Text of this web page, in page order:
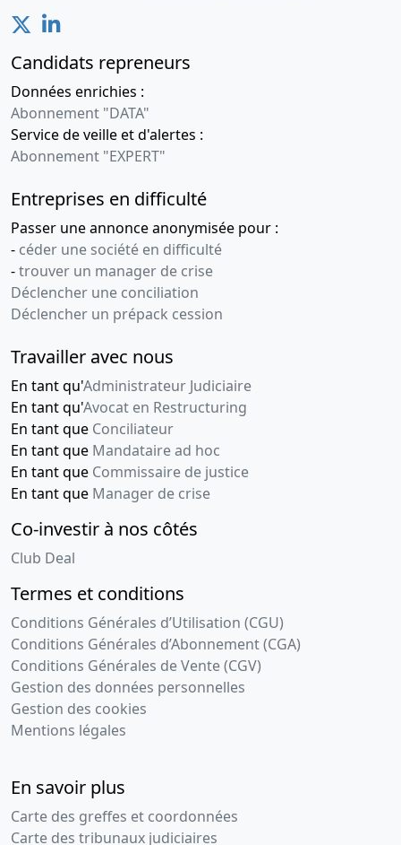
Candidats repreneurs
Données enrichies :
Abonnement "DATA"
Service de veille et d'alertes :
Abonnement "EXPERT"
Entreprises en difficulté
Passer une annonce anonymisée pour :
- céder une société en difficulté
-trouver un manager de crise
Déclencher une conciliation
Déclencher un prépack cession
Travailler avec nous
En tant qu'Administrateur Judiciaire
En tant qu'Avocat en Restructuring
En tant que Conciliateur
En tant que Mandataire ad hoc
En tant que Commissaire de justice
En tant que Manager de crise
Co-investir à nos côtés
Club Deal
Termes et conditions
Conditions Générales d’Utilisation (CGU)
Conditions Générales d’Abonnement (CGA)
Conditions Générales de Vente (CGV)
Gestion des données personnelles
Gestion des cookies
Mentions légales
En savoir plus
Carte des greffes et coordonnées
Carte des tribunaux judiciaires